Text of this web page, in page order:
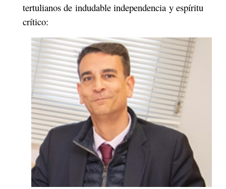
tertulianos de indudable independencia y espíritu
crítico: